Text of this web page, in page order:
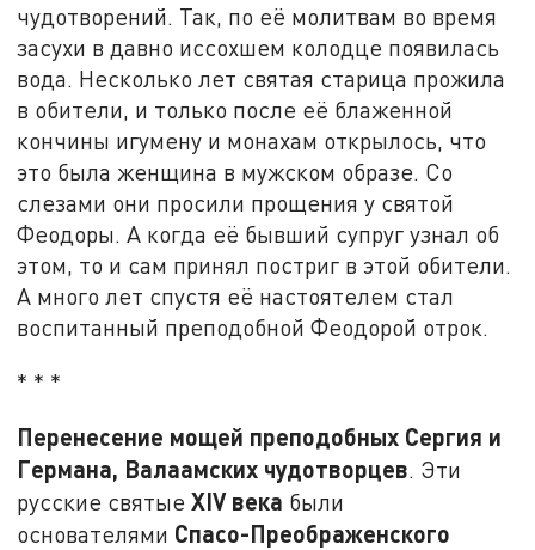
чудотворений. Так, по её молитвам во время
засухи в давно иссохшем колодце появилась
вода. Несколько лет святая старица прожила
в обители, и только после её блаженной
кончины игумену и монахам открылось, что
это была женщина в мужском образе. Со
слезами они просили прощения у святой
Феодоры. А когда её бывший супруг узнал об
этом, то и сам принял постриг в этой обители.
А много лет спустя её настоятелем стал
воспитанный преподобной Феодорой отрок.
* * *
Перенесение мощей преподобных Сергия и
Германа, Валаамских чудотворцев. Эти
русские святыеXIVвека были
основателями Спасо-Преображенского